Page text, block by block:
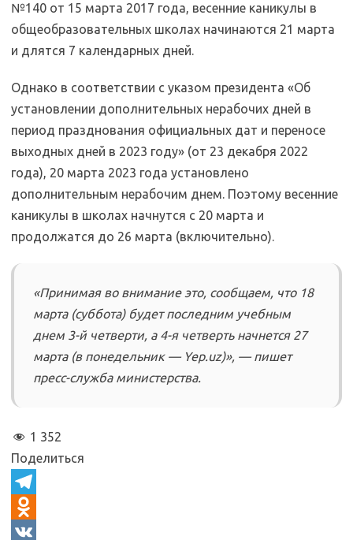
№140 от 15 марта 2017 года, весенние каникулы в
общеобразовательных школах начинаются 21 марта
и длятся 7 календарных дней.
Однако в соответствии с указом президента «Об
установлении дополнительных нерабочих дней в
период празднования официальных дат и переносе
выходных дней в 2023 году» (от 23 декабря 2022
года), 20 марта 2023 года установлено
дополнительным нерабочим днем. Поэтому весенние
каникулы в школах начнутся с 20 марта и
продолжатся до 26 марта (включительно).
«Принимая во внимание это, сообщаем, что 18
марта (суббота) будет последним учебным
днем 3-й четверти, а 4-я четверть начнется 27
марта (в понедельник — Yep.uz)», — пишет
пресс-служба министерства.
1 352
Поделиться
T
eO